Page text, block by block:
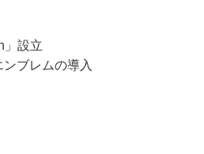
」設立
ブレムの導入